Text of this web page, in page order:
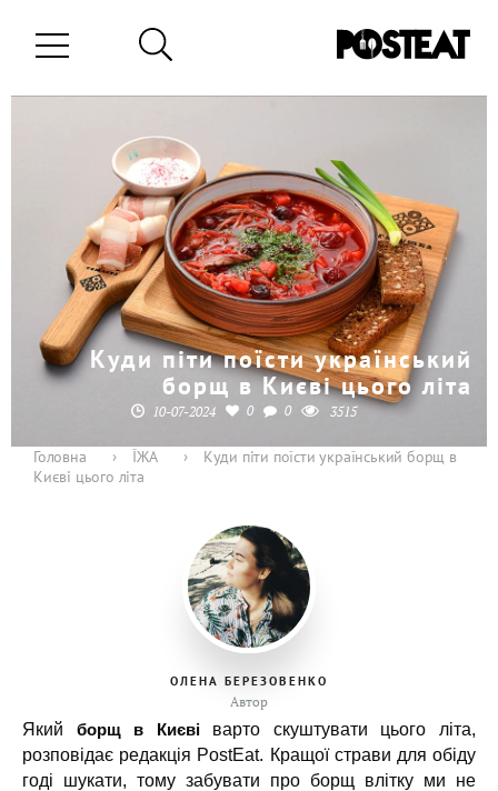
Куди піти поїсти український
борщ в Києві цього літа
10-07-2024 0 0 3515
Головна › ЇЖА ›
Куди піти поїсти український борщ в
Києві цього літа
ОЛЕНА БЕРЕЗОВЕНКО
Автор
Який борщ в Києвіварто скуштувати цього літа,
розповідає редакція PostEat. Кращої страви для обіду
годі шукати, тому забувати про борщ влітку ми не